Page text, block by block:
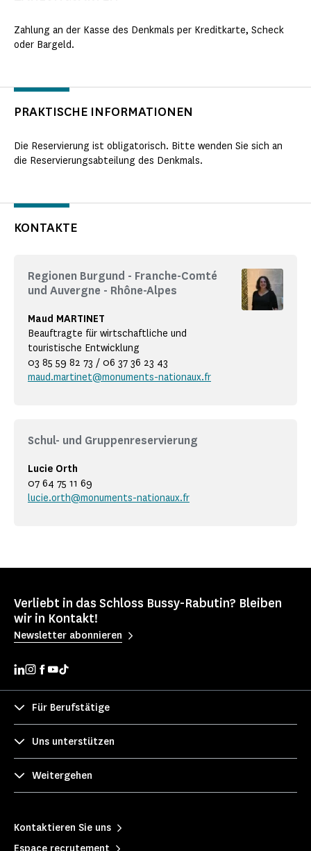
Zahlung an der Kasse des Denkmals per Kreditkarte, Scheck
oder Bargeld.
PRAKTISCHE INFORMATIONEN
Die Reservierung ist obligatorisch. Bitte wenden Sie sich an
die Reservierungsabteilung des Denkmals.
KONTAKTE
Regionen Burgund - Franche-Comté
und Auvergne - Rhône-Alpes
Maud MARTINET
Beauftragte für wirtschaftliche und
touristische Entwicklung
03 85 59 82 73 / 06 37 36 23 43
maud.martinet@monuments-nationaux.fr
Schul- und Gruppenreservierung
Lucie Orth
07 64 75 11 69
lucie.orth@monuments-nationaux.fr
Verliebt in das Schloss Bussy-Rabutin? Bleiben
wir in Kontakt!
Newsletter abonnieren
Für Berufstätige
Uns unterstützen
Weitergehen
Kontaktieren Sie uns
Espace recrutement